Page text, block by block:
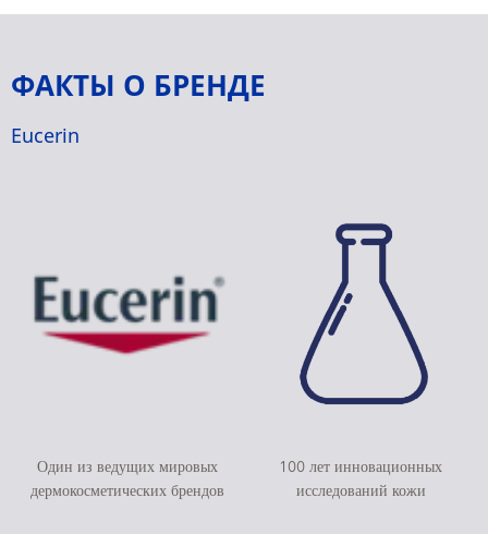
ФАКТЫ О БРЕНДЕ
Eucerin
Один из ведущих мировых
дермокосметических брендов
100 лет инновационных
исследований кожи